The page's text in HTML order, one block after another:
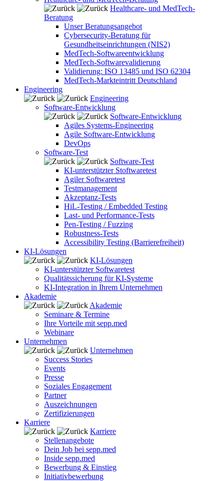
Healthcare- und MedTech-
Beratung
Unser Beratungsangebot
Cybersecurity-Beratung für
Gesundheitseinrichtungen (NIS2)
MedTech-Softwareentwicklung
MedTech-Softwarevalidierung
Validierung: ISO 13485 und ISO 62304
MedTech-Markteintritt Deutschland
Engineering
Engineering
Software-Entwicklung
Software-Entwicklung
Agiles Systems-Engineering
Agile Software-Entwicklung
DevOps
Software-Test
Software-Test
KI-unterstützter Stoftwaretest
Agiler Softwaretest
Testmanagement
Akzeptanz-Tests
HiL-Testing / Embedded Testing
Last- und Performance-Tests
Pen-Testing / Fuzzing
Robustness-Tests
Accessibility Testing (Barrierefreiheit)
KI-Lösungen
KI-Lösungen
KI-unterstützter Softwaretest
Qualitätssicherung für KI-Systeme
KI-Integration in Ihrem Unternehmen
Akademie
Akademie
Seminare & Termine
Ihre Vorteile mit sepp.med
Webinare
Unternehmen
Unternehmen
Success Stories
Events
Presse
Soziales Engagement
Partner
Auszeichnungen
Zertifizierungen
Karriere
Karriere
Stellenangebote
Dein Job bei sepp.med
Inside sepp.med
Bewerbung & Einstieg
Initiativbewerbung